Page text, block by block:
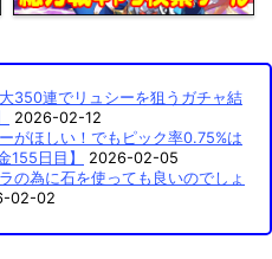
350連でリュシーを狙うガチャ結
2026-02-12
がほしい！でもピック率0.75%は
155日目】
2026-02-05
の為に石を使っても良いのでしょ
02-02